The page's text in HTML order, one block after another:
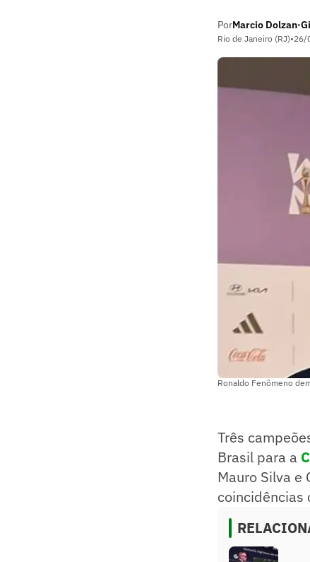
PorMarcio Dolzan•
Rio de Janeiro (RJ)•26/
Ronaldo Fenômeno
Três
Brasil para a
Mauro Silva e
coincidências